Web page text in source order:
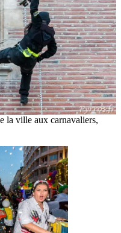
la ville aux carnavaliers,